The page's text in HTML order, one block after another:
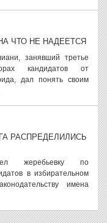
ЧТО НЕ НАДЕЕТСЯ
занявший третье
кандидатов от
дал понять своим
РАСПРЕДЕЛИЛИСЬ
жеребьевку по
в избирательном
имена